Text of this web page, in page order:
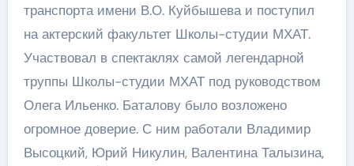
транспорта имени В.О. Куйбышева и поступил
на актерский факультет Школы-студии МХАТ.
Участвовал в спектаклях самой легендарной
труппы Школы-студии МХАТ под руководством
Олега Ильенко. Баталову было возложено
огромное доверие. С ним работали Владимир
Высоцкий, Юрий Никулин, Валентина Талызина,